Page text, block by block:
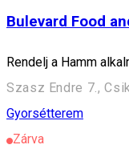
Bulevard Food
Rendelj a Hamm
Szasz Endre 7.,
Gyorsétterem
Zárva